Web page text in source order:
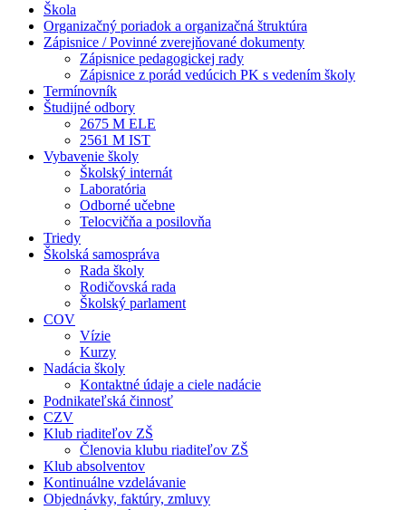
Škola
Organizačný poriadok a organizačná štruktúra
Zápisnice / Povinné zverejňované dokumenty
Zápisnice pedagogickej rady
Zápisnice z porád vedúcich PK s vedením školy
Termínovník
Študijné odbory
2675 M ELE
2561 M IST
Vybavenie školy
Školský internát
Laboratória
Odborné učebne
Telocvičňa a posilovňa
Triedy
Školská samospráva
Rada školy
Rodičovská rada
Školský parlament
COV
Vízie
Kurzy
Nadácia školy
Kontaktné údaje a ciele nadácie
Podnikateľská činnosť
CZV
Klub riaditeľov ZŠ
Členovia klubu riaditeľov ZŠ
Klub absolventov
Kontinuálne vzdelávanie
Objednávky, faktúry, zmluvy